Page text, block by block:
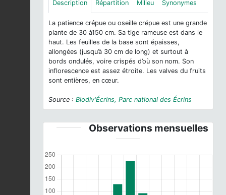
Description Répartition Milieu Synonymes
La patience crépue ou oseille crépue est une grande
plante de 30 à150 cm. Sa tige rameuse est dans le
haut. Les feuilles de la base sont épaisses,
allongées (jusqu’à 30 cm de long) et surtout à
bords ondulés, voire crispés d’où son nom. Son
inflorescence est assez étroite. Les valves du fruits
sont entières, en cœur.
Source : Biodiv'Écrins, Parc national des Écrins
Observations mensuelles